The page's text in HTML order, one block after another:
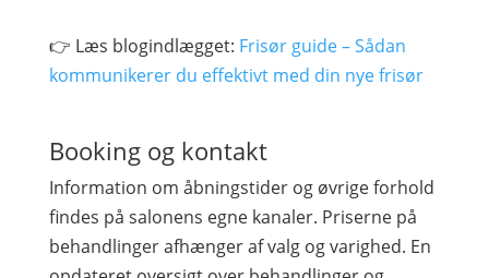
👉 Læs blogindlægget: Frisør guide – Sådan
kommunikerer du effektivt med din nye frisør
Booking og kontakt
Information om åbningstider og øvrige forhold
findes på salonens egne kanaler. Priserne på
behandlinger afhænger af valg og varighed. En